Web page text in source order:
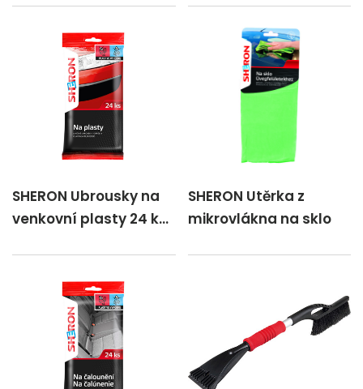
SHERON Ubrousky na
venkovní plasty 24 ks
SHERON Utěrka z
mikrovlákna na sklo